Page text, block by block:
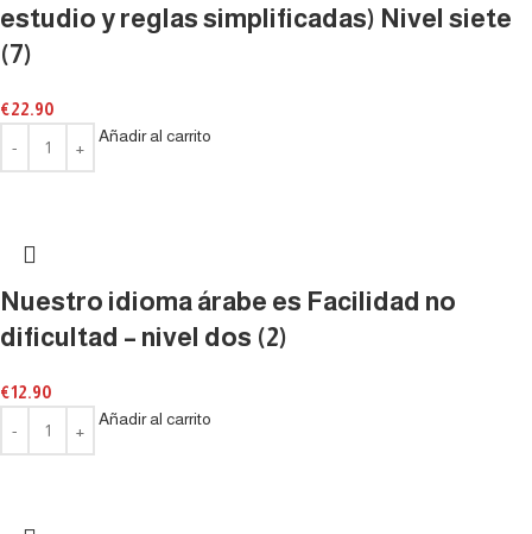
estudio y reglas simplificadas) Nivel siete
(7)
€22.90
Añadir al carrito
Nuestro idioma árabe es Facilidad no
dificultad – nivel dos (2)
€12.90
Añadir al carrito